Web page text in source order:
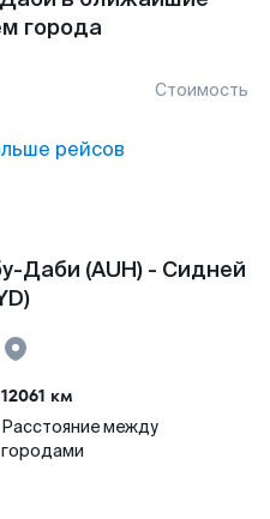
города
Стоимость
рейсов
Даби (AUH) - Сидней
12061 км
Расстояние между
городами